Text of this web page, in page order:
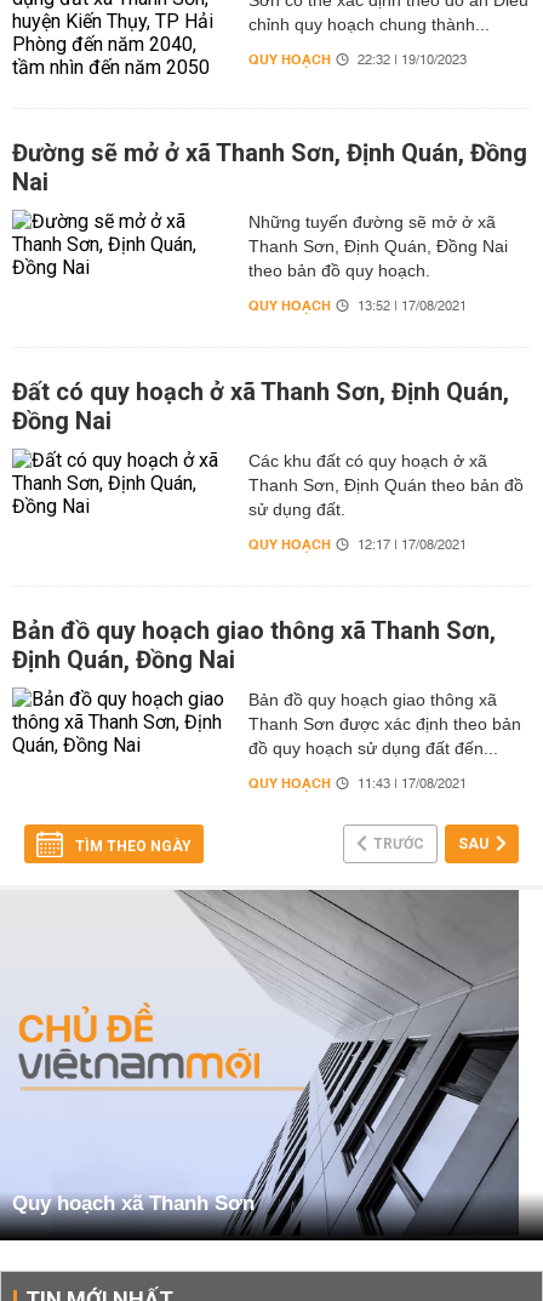
chỉnh quy hoạch chung thành...
QUY HOẠCH 22:32 | 19/10/2023
Đường sẽ mở ở xã Thanh Sơn, Định Quán, Đồng
Nai
Những tuyến đường sẽ mở ở xã
Thanh Sơn, Định Quán, Đồng Nai
theo bản đồ quy hoạch.
QUY HOẠCH 13:52 | 17/08/2021
Đất có quy hoạch ở xã Thanh Sơn, Định Quán,
Đồng Nai
Các khu đất có quy hoạch ở xã
Thanh Sơn, Định Quán theo bản đồ
sử dụng đất.
QUY HOẠCH 12:17 | 17/08/2021
Bản đồ quy hoạch giao thông xã Thanh Sơn,
Định Quán, Đồng Nai
Bản đồ quy hoạch giao thông xã
Thanh Sơn được xác định theo bản
đồ quy hoạch sử dụng đất đến...
QUY HOẠCH 11:43 | 17/08/2021
TÌM THEO NGÀY TRƯỚC SAU
Quy hoạch xã Thanh Sơn